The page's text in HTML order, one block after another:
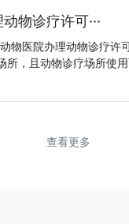
物诊疗许可···
物医院办理动物诊疗许
所，且动物诊疗场所使
查看更多